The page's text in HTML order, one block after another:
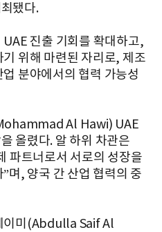
됐다.
진출 기회를 확대하고,
위해 마련된 자리로, 제조
분야에서의 협력 가능성
Al Hawi) UAE
올렸다. 알 하위 차관은
파트너로서 서로의 성장을
며, 양국 간 산업 협력의 중
이미(Abdulla Saif Al